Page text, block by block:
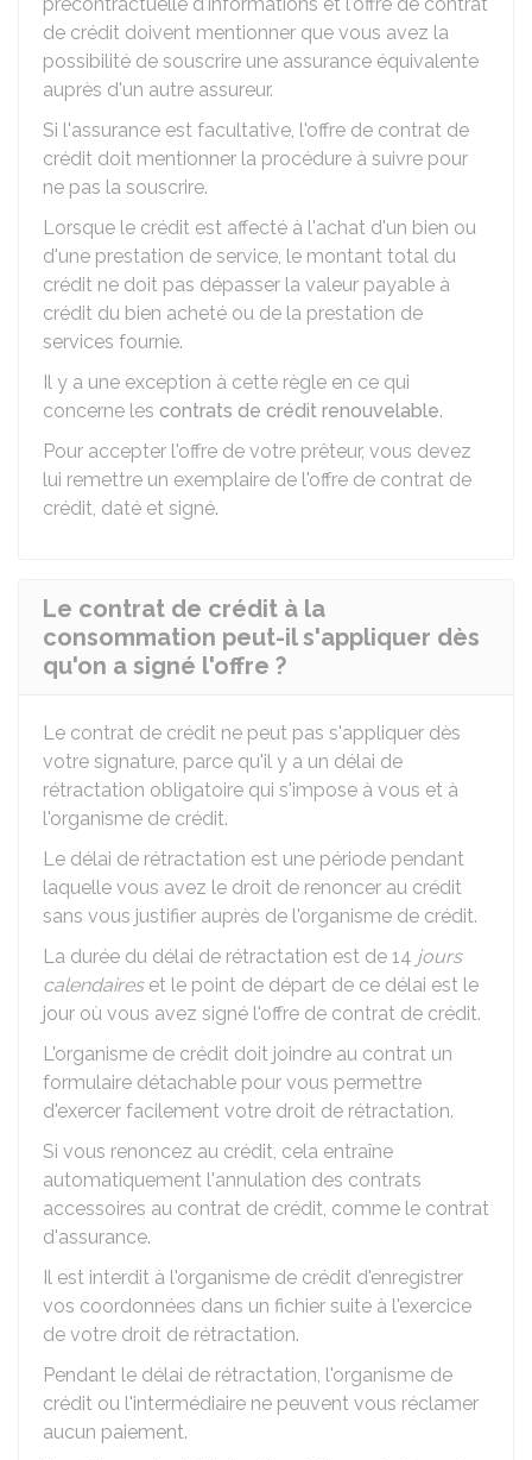
de crédit doivent mentionner que vous avez la
possibilité de souscrire une assurance équivalente
auprès d'un autre assureur.
Si l'assurance est facultative, l'offre de contrat de
crédit doit mentionner la procédure à suivre pour
ne pas la souscrire.
Lorsque le crédit est affecté à l'achat d'un bien ou
d'une prestation de service, le montant total du
crédit ne doit pas dépasser la valeur payable à
crédit du bien acheté ou de la prestation de
services fournie.
Il y a une exception à cette règle en ce qui
concerne les contrats de crédit renouvelable.
Pour accepter l'offre de votre prêteur, vous devez
lui remettre un exemplaire de l'offre de contrat de
crédit, daté et signé.
Le contrat de crédit à la
consommation peut-il s'appliquer dès
qu'on a signé l'offre ?
Le contrat de crédit ne peut pas s'appliquer dès
votre signature, parce qu'il y a un délai de
rétractation obligatoire qui s'impose à vous et à
l'organisme de crédit.
Le délai de rétractation est une période pendant
laquelle vous avez le droit de renoncer au crédit
sans vous justifier auprès de l'organisme de crédit.
La durée du délai de rétractation est de 14 jours
calendaireset le point de départ de ce délai est le
jour où vous avez signé l'offre de contrat de crédit.
L'organisme de crédit doit joindre au contrat un
formulaire détachable pour vous permettre
d'exercer facilement votre droit de rétractation.
Si vous renoncez au crédit, cela entraîne
automatiquement l'annulation des contrats
accessoires au contrat de crédit, comme le contrat
d'assurance.
Il est interdit à l'organisme de crédit d'enregistrer
vos coordonnées dans un fichier suite à l'exercice
de votre droit de rétractation.
Pendant le délai de rétractation, l'organisme de
crédit ou l'intermédiaire ne peuvent vous réclamer
aucun paiement.